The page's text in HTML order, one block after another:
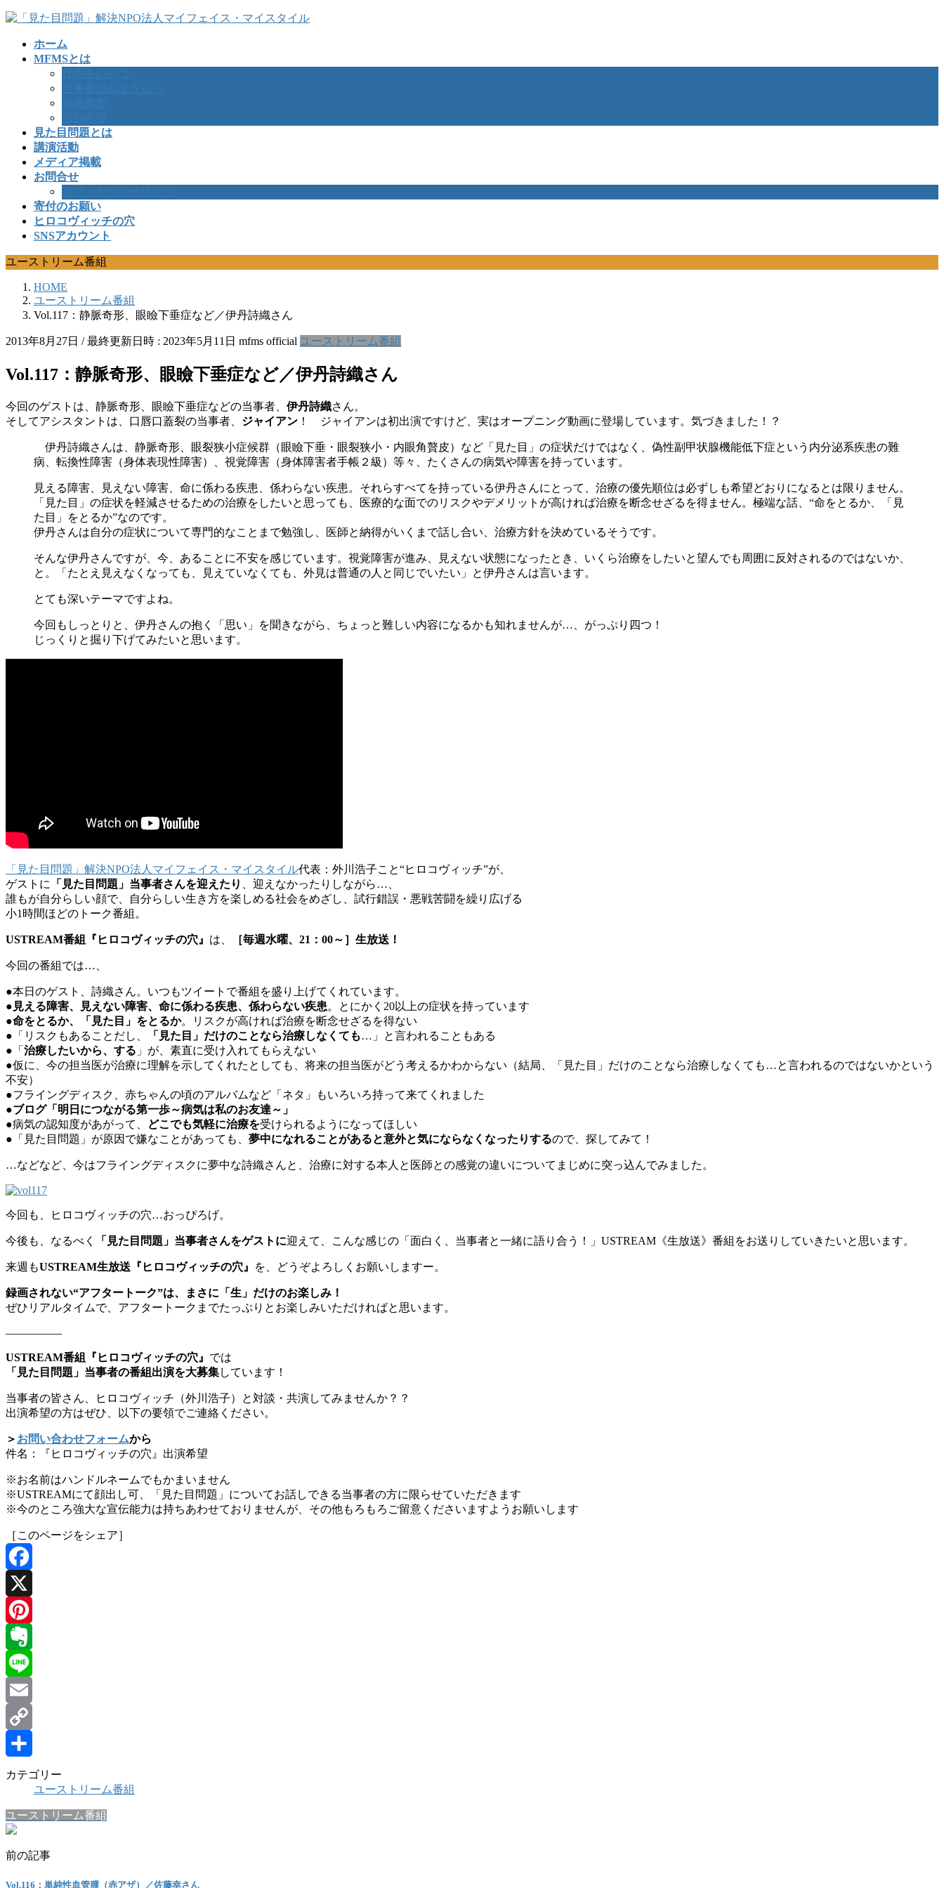
コ
ナ
ホーム
MFMSとは
見た目問題とは
講演活動
メディア掲載
お問合せ
寄付のお願い
ヒロコヴィッチの穴
SNSアカウント
ユーストリーム番組
HOME
ユーストリーム番組
Vol.117：静脈奇形、眼瞼下垂症など／伊丹詩織さん
2013年8月27日 / 最終更新日時 : 2023年5月11日 mfms official ユーストリーム番組
Vol.117：静脈奇形、眼瞼下垂症など／伊丹詩織さん
今回のゲストは、静脈奇形、眼瞼下垂症などの当事者、 伊丹詩織さん。
そしてアシスタントは、口唇口蓋裂の当事者、 ジャイアン ！ ジャイアンは初出演ですけど、実はオープニング動画に登場しています。気づきました！？
伊丹詩織さんは、静脈奇形、眼裂狭小症候群（眼瞼下垂・眼裂狭小・内眼角贅皮）など「見た目」の症状だけではなく、偽性副甲状腺機能低下症という内分泌系疾患の難
病、転換性障害（身体表現性障害）、視覚障害（身体障害者手帳２級）等々、たくさんの病気や障害を持っています。
見える障害、見えない障害、命に係わる疾患、係わらない疾患。それらすべてを持っている伊丹さんにとって、治療の優先順位は必ずしも希望どおりになるとは限りません。
「見た目」の症状を軽減させるための治療をしたいと思っても、医療的な面でのリスクやデメリットが高ければ治療を断念せざるを得ません。極端な話、“命をとるか、「見
た目」をとるか”なのです。
伊丹さんは自分の症状について専門的なことまで勉強し、医師と納得がいくまで話し合い、治療方針を決めているそうです。
そんな伊丹さんですが、今、あることに不安を感じています。視覚障害が進み、見えない状態になったとき、いくら治療をしたいと望んでも周囲に反対されるのではないか、
と。「たとえ見えなくなっても、見えていなくても、外見は普通の人と同じでいたい」と伊丹さんは言います。
とても深いテーマですよね。
今回もしっとりと、伊丹さんの抱く「思い」を聞きながら、ちょっと難しい内容になるかも知れませんが…、がっぷり四つ！
じっくりと掘り下げてみたいと思います。
「見た目問題」解決NPO法人マイフェイス・マイスタイル代表：外川浩子こと“ヒロコヴィッチ”が、
ゲストに
「見た目問題」当事者さんを迎えたり
、迎えなかったりしながら…、
誰もが自分らしい顔で、自分らしい生き方を楽しめる社会をめざし、試行錯誤・悪戦苦闘を繰り広げる
小1時間ほどのトーク番組。
USTREAM番組『ヒロコヴィッチの穴』 は、 ［毎週水曜、21：00～］生放送！
今回の番組では…、
●本日のゲスト、詩織さん。いつもツイートで番組を盛り上げてくれています。
● 見える障害、見えない障害、命に係わる疾患、係わらない疾患。とにかく20以上の症状を持っています
●命をとるか、「見た目」をとるか。リスクが高ければ治療を断念せざるを得ない
●「リスクもあることだし、
「見た目」だけのことなら治療しなくても…」と言われることもある
●「 治療したいから、する 」が、素直に受け入れてもらえない
●仮に、今の担当医が治療に理解を示してくれたとしても、将来の担当医がどう考えるかわからない（結局、「見た目」だけのことなら治療しなくても…と言われるのではないかという
不安）
●フライングディスク、赤ちゃんの頃のアルバムなど「ネタ」もいろいろ持って来てくれました
●ブログ「明日につながる第一歩～病気は私のお友達～」
●病気の認知度があがって、
どこでも気軽に治療を受けられるようになってほしい
●「見た目問題」が原因で嫌なことがあっても、 夢中になれることがあると意外と気にならなくなったりするので、探してみて！
…などなど、今はフライングディスクに夢中な詩織さんと、治療に対する本人と医師との感覚の違いについてまじめに突っ込んでみました。
今回も、ヒロコヴィッチの穴…おっぴろげ。
今後も、なるべく 「見た目問題」当事者さんをゲストに迎えて、こんな感じの「面白く、当事者と一緒に語り合う！」USTREAM《生放送》番組をお送りしていきたいと思います。
来週もUSTREAM生放送『ヒロコヴィッチの穴』 を、どうぞよろしくお願いしますー。
録画されない“アフタートーク”は、まさに「生」だけのお楽しみ！
ぜひリアルタイムで、アフタートークまでたっぷりとお楽しみいただければと思います。
―――――
USTREAM番組『ヒロコヴィッチの穴』 では
「見た目問題」当事者の番組出演を大募集しています！
当事者の皆さん、ヒロコヴィッチ（外川浩子）と対談・共演してみませんか？？
出演希望の方はぜひ、以下の要領でご連絡ください。
＞ お問い合わせフォームから
件名：『ヒロコヴィッチの穴』出演希望
※お名前はハンドルネームでもかまいません
※USTREAMにて顔出し可、「見た目問題」についてお話しできる当事者の方に限らせていただきます
※今のところ強大な宣伝能力は持ちあわせておりませんが、その他もろもろご留意くださいますようお願いします
［このページをシェア］
Facebook
X
Pinterest
Evernote
Line
Email
Copy
Link
共
カテゴリー
ユーストリーム番組
ユーストリーム番組
前の記事
Vol.116：単純性血管腫（赤アザ）／佐藤幸さん